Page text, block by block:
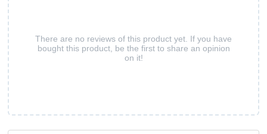
There are no reviews of this product yet. If you have
bought this product, be the first to share an opinion
on it!